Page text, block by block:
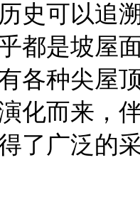
史可以追
都是坡屋
各种尖屋
化而来，
了广泛的采